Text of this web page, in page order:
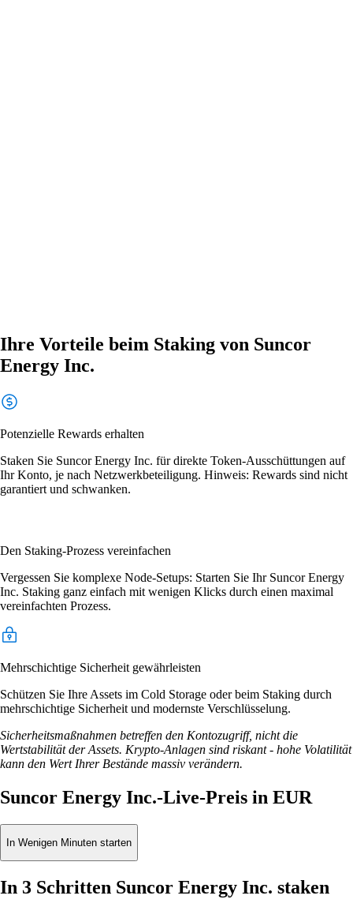
Ihre Vorteile beim Staking von Suncor
Energy Inc.
Potenzielle Rewards erhalten
Staken Sie Suncor Energy Inc. für direkte Token-Ausschüttungen auf
Ihr Konto, je nach Netzwerkbeteiligung. Hinweis: Rewards sind nicht
garantiert und schwanken.
Den Staking-Prozess vereinfachen
Vergessen Sie komplexe Node-Setups: Starten Sie Ihr Suncor Energy
Inc. Staking ganz einfach mit wenigen Klicks durch einen maximal
vereinfachten Prozess.
Mehrschichtige Sicherheit gewährleisten
Schützen Sie Ihre Assets im Cold Storage oder beim Staking durch
mehrschichtige Sicherheit und modernste Verschlüsselung.
Sicherheitsmaßnahmen betreffen den Kontozugriff, nicht die
Wertstabilität der Assets. Krypto-Anlagen sind riskant - hohe Volatilität
kann den Wert Ihrer Bestände massiv verändern.
Suncor Energy Inc.-Live-Preis in EUR
In Wenigen Minuten starten
In 3 Schritten Suncor Energy Inc. staken